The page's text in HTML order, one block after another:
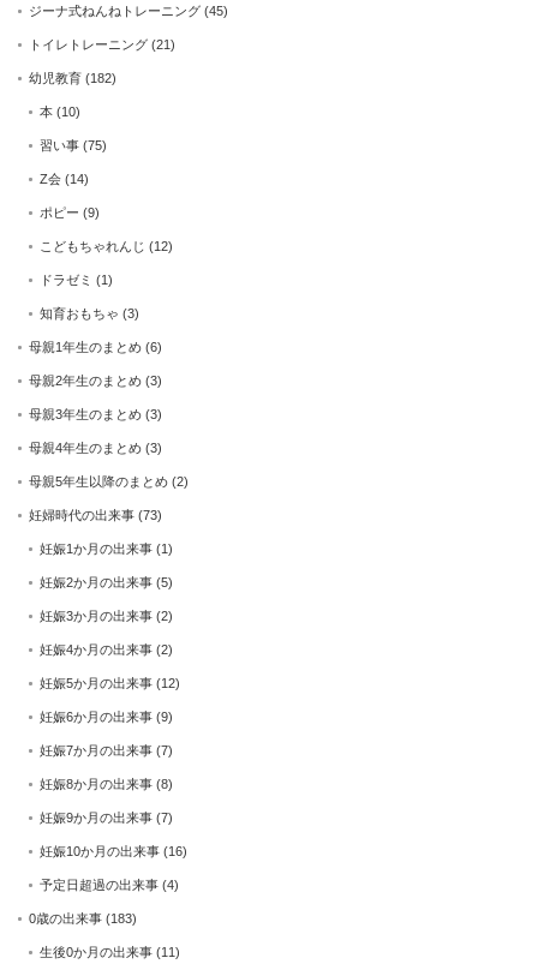
ジーナ式ねんねトレーニング (45)
トイレトレーニング (21)
幼児教育 (182)
本 (10)
習い事 (75)
Z会 (14)
ポピー (9)
こどもちゃれんじ (12)
ドラゼミ (1)
知育おもちゃ (3)
母親1年生のまとめ (6)
母親2年生のまとめ (3)
母親3年生のまとめ (3)
母親4年生のまとめ (3)
母親5年生以降のまとめ (2)
妊婦時代の出来事 (73)
妊娠1か月の出来事 (1)
妊娠2か月の出来事 (5)
妊娠3か月の出来事 (2)
妊娠4か月の出来事 (2)
妊娠5か月の出来事 (12)
妊娠6か月の出来事 (9)
妊娠7か月の出来事 (7)
妊娠8か月の出来事 (8)
妊娠9か月の出来事 (7)
妊娠10か月の出来事 (16)
予定日超過の出来事 (4)
0歳の出来事 (183)
生後0か月の出来事 (11)